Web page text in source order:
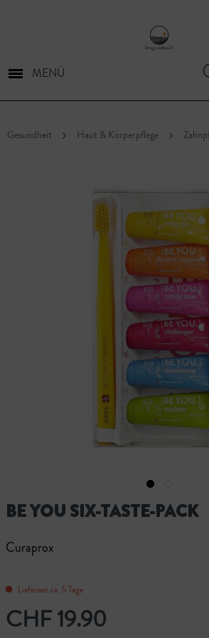
MENÜ
Gesundheit Haut & Körperpflege
BE YOU SIX-TASTE-PACK
Curaprox
Lieferzeit ca. 5 Tage
CHF 19.90